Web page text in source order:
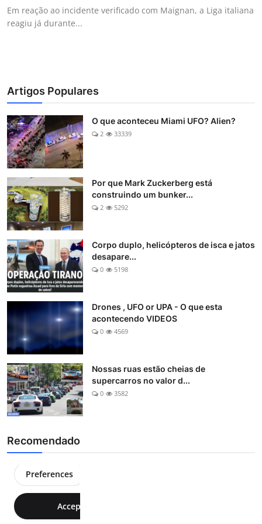
Em reação ao incidente verificado com Maignan, a Liga italiana
reagiu já durante...
Artigos Populares
O que aconteceu Miami UFO? Alien?
2 33339
Por que Mark Zuckerberg está
construindo um bunker...
2 5292
Corpo duplo, helicópteros de isca e jatos
desapare...
0 5198
Drones , UFO or UPA - O que esta
acontecendo VIDEOS
0 4569
Nossas ruas estão cheias de
supercarros no valor d...
0 3582
Recomendado